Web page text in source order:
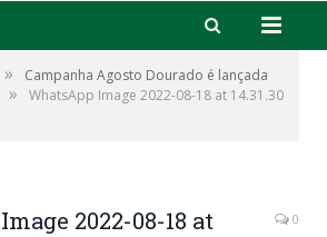
»
Campanha Agosto Dourado é lançada
»
WhatsApp Image 2022-08-18 at 14.31.30
2022-08-18 at
0